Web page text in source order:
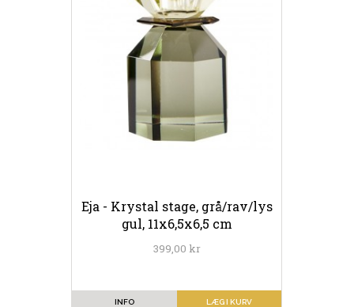
Eja - Krystal stage, grå/rav/lys
gul, 11x6,5x6,5 cm
399,00 kr
LÆG I KURV
INFO